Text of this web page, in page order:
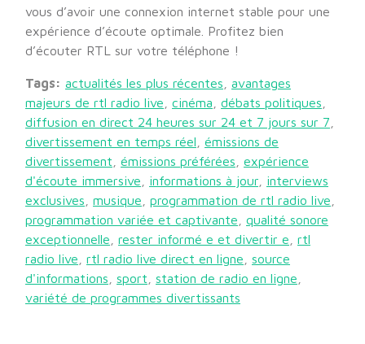
vous d’avoir une connexion internet stable pour une
expérience d’écoute optimale. Profitez bien
d’écouter RTL sur votre téléphone !
Tags: actualités les plus récentes
avantages
majeurs de rtl radio live
cinéma débats politiques
diffusion en direct 24 heures sur 24 et 7 jours sur 7
divertissement en temps réel
émissions de
divertissement
émissions préférées
expérience
d'écoute immersive
informations à jour
interviews
exclusives
musique programmation de rtl radio live
programmation variée et captivante
qualité sonore
exceptionnelle
rester informé e et divertir e
rtl
radio live
rtl radio live direct en ligne
source
d'informations
sport station de radio en ligne
variété de programmes divertissants